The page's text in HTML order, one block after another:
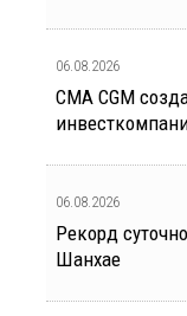
06.08.2026
CMA CGM
06.08.2026
Рекорд
Шанхае